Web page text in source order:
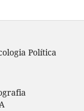
Política